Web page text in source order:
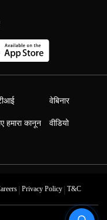
हमारा कानून
वेबिनार
वीडियो
| Privacy Policy| T&C